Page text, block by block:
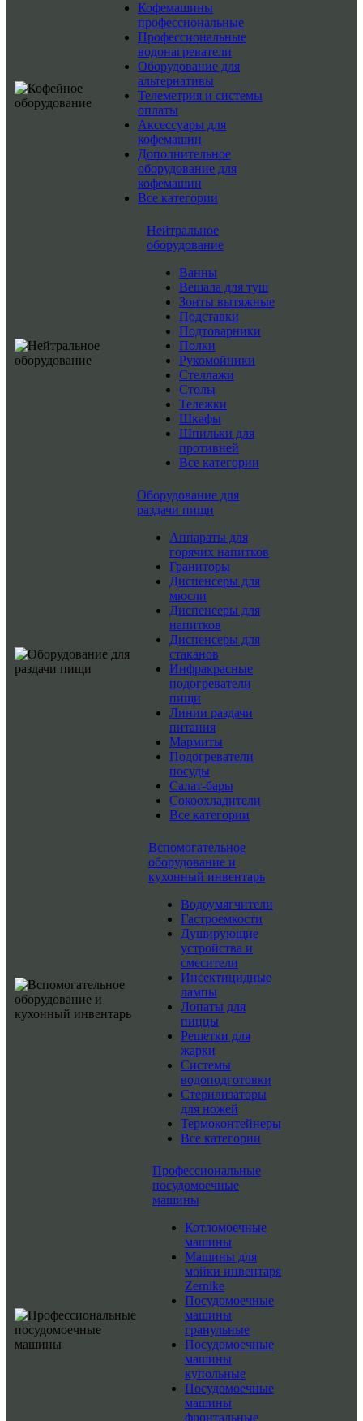
Кофемашины
профессиональные
Профессиональные
водонагреватели
Оборудование для
альтернативы
Телеметрия и системы
оплаты
Аксессуары для
кофемашин
Дополнительное
оборудование для
кофемашин
Все категории
Нейтральное
оборудование
Ванны
Вешала для туш
Зонты вытяжные
Подставки
Подтоварники
Полки
Рукомойники
Стеллажи
Столы
Тележки
Шкафы
Шпильки для
противней
Все категории
Оборудование для
раздачи пищи
Аппараты для
горячих напитков
Граниторы
Диспенсеры для
мюсли
Диспенсеры для
напитков
Диспенсеры для
стаканов
Инфракрасные
подогреватели
пищи
Линии раздачи
питания
Мармиты
Подогреватели
посуды
Салат-бары
Сокоохладители
Все категории
Вспомогательное
оборудование и
кухонный инвентарь
Водоумягчители
Гастроемкости
Душирующие
устройства и
смесители
Инсектицидные
лампы
Лопаты для
пиццы
Решетки для
жарки
Системы
водоподготовки
Стерилизаторы
для ножей
Термоконтейнеры
Все категории
Профессиональные
посудомоечные
машины
Котломоечные
машины
Машины для
мойки инвентаря
Zernike
Посудомоечные
машины
гранульные
Посудомоечные
машины
купольные
Посудомоечные
машины
фронтальные